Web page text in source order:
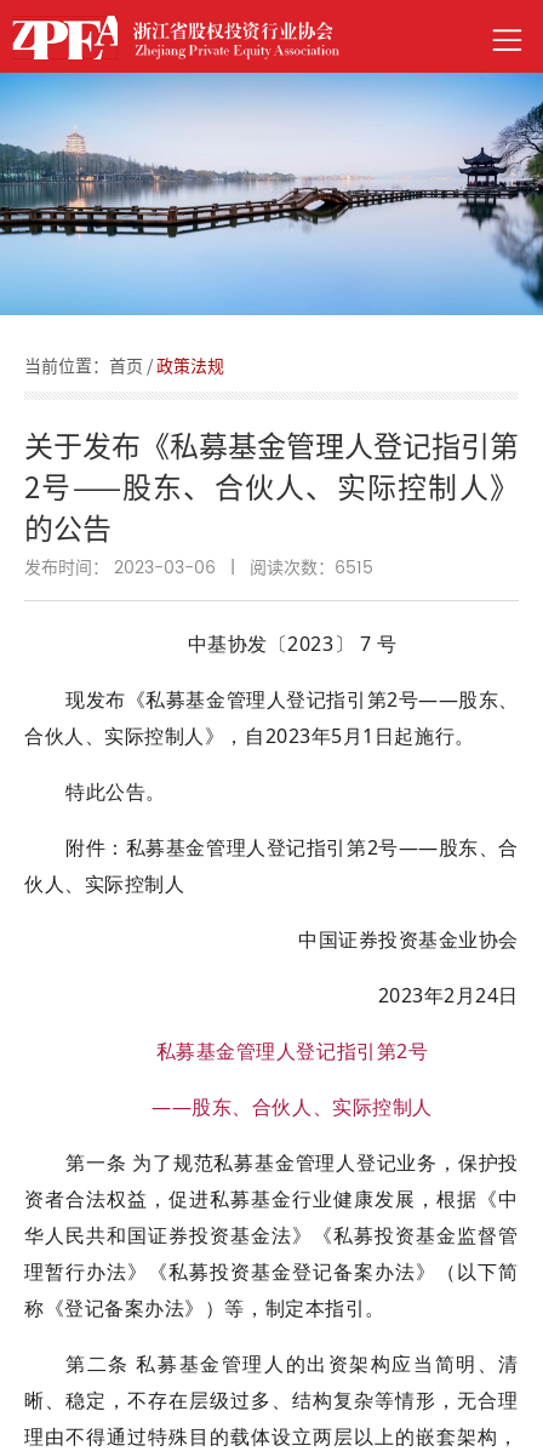
当前位置： 首页 /政策法规
关于发布《私募基金管理人登记指引第
2号——股东、合伙人、实际控制人》
的公告
发布时间： 2023-03-06 | 阅读次数： 6515
中基协发〔2023〕 7 号
现发布《私募基金管理人登记指引第2号——股东、
合伙人、实际控制人》，自2023年5月1日起施行。
特此公告。
附件：私募基金管理人登记指引第2号——股东、合
伙人、实际控制人
中国证券投资基金业协会
2023年2月24日
私募基金管理人登记指引第2号
——股东、合伙人、实际控制人
第一条 为了规范私募基金管理人登记业务，保护投
资者合法权益，促进私募基金行业健康发展，根据《中
华人民共和国证券投资基金法》《私募投资基金监督管
理暂行办法》《私募投资基金登记备案办法》（以下简
称《登记备案办法》）等，制定本指引。
第二条 私募基金管理人的出资架构应当简明、清
晰、稳定，不存在层级过多、结构复杂等情形，无合理
理由不得通过特殊目的载体设立两层以上的嵌套架构，